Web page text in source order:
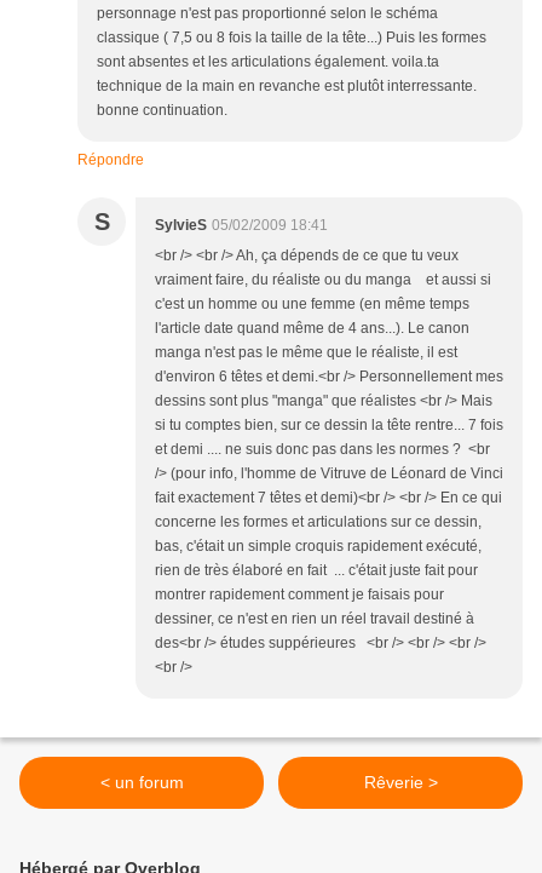
personnage n'est pas proportionné selon le schéma
classique ( 7,5 ou 8 fois la taille de la tête...) Puis les formes
sont absentes et les articulations également. voila.ta
technique de la main en revanche est plutôt interressante.
bonne continuation.
Répondre
S SylvieS 05/02/2009 18:41
<br /> <br /> Ah, ça dépends de ce que tu veux
vraiment faire, du réaliste ou du manga et aussi si
c'est un homme ou une femme (en même temps
l'article date quand même de 4 ans...). Le canon
manga n'est pas le même que le réaliste, il est
d'environ 6 têtes et demi.<br /> Personnellement mes
dessins sont plus "manga" que réalistes <br /> Mais
si tu comptes bien, sur ce dessin la tête rentre... 7 fois
et demi .... ne suis donc pas dans les normes ? <br
/> (pour info, l'homme de Vitruve de Léonard de Vinci
fait exactement 7 têtes et demi)<br /> <br /> En ce qui
concerne les formes et articulations sur ce dessin,
bas, c'était un simple croquis rapidement exécuté,
rien de très élaboré en fait ... c'était juste fait pour
montrer rapidement comment je faisais pour
dessiner, ce n'est en rien un réel travail destiné à
des<br /> études suppérieures <br /> <br /> <br />
<br />
< un forum Rêverie >
Hébergé par Overblog